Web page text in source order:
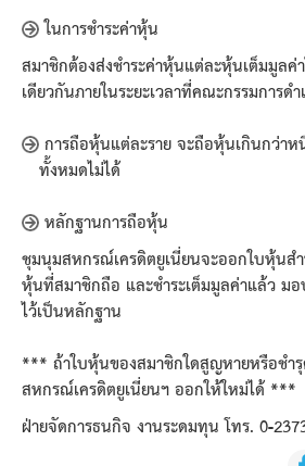
ในการชำระค่าหุ้น
สมาชิกต้องส่งชำระค่าหุ้นแต่ละหุ้นเต็มมูลค่
เดียวกันภายในระยะเวลาที่คณะกรรมการด
การถือหุ้นแต่ละราย จะถือหุ้นเกินกว่า
ทั้งหมดไม่ได้
หลักฐานการถือหุ้น
ชุมนุมสหกรณ์เครดิตยูเนี่ยนจะออกใบหุ้น
หุ้นที่สมาชิกถือ และชำระเต็มมูลค่าแล้ว ม
ไว้เป็นหลักฐาน
*** ถ้าใบหุ้นของสมาชิกใดสูญหายหรือชำ
สหกรณ์เครดิตยูเนี่ยนฯ ออกให้ใหม่ได้ ***
ฝ่ายจัดการธนกิจ งานระดมทุน โทร. 0-